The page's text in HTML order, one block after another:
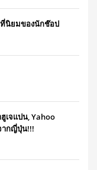
ที่นิยมของนักช๊อป
เจแปน, Yahoo
ากญี่ปุ่น!!!